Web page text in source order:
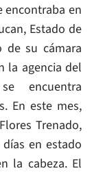
encontraba en
Estado de
de su cámara
la agencia del
encuentra
En este mes,
Trenado,
en estado
la cabeza. El